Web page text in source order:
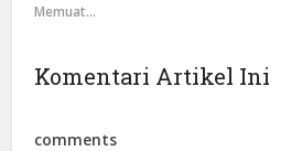
Memuat...
Komentari Artikel Ini
comments